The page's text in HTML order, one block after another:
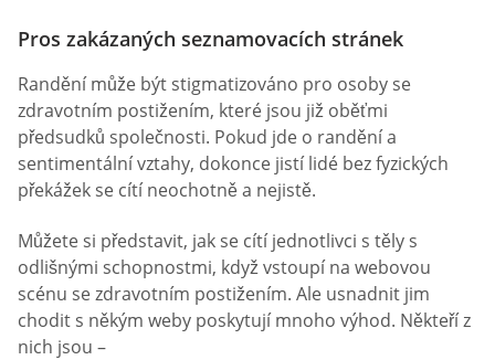
Pros zakázaných seznamovacích stránek
Randění může být stigmatizováno pro osoby se
zdravotním postižením, které jsou již oběťmi
předsudků společnosti. Pokud jde o randění a
sentimentální vztahy, dokonce jistí lidé bez fyzických
překážek se cítí neochotně a nejistě.
Můžete si představit, jak se cítí jednotlivci s těly s
odlišnými schopnostmi, když vstoupí na webovou
scénu se zdravotním postižením. Ale usnadnit jim
chodit s někým weby poskytují mnoho výhod. Někteří z
nich jsou –